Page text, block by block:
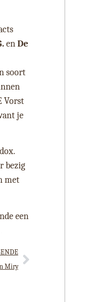
enDe
soort
Vorst
je
bezig
met
een
Miry